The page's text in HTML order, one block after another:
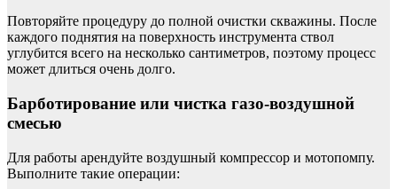
Повторяйте процедуру до полной очистки скважины. После
каждого поднятия на поверхность инструмента ствол
углубится всего на несколько сантиметров, поэтому процесс
может длиться очень долго.
Барботирование или чистка газо-воздушной
смесью
Для работы арендуйте воздушный компрессор и мотопомпу.
Выполните такие операции: